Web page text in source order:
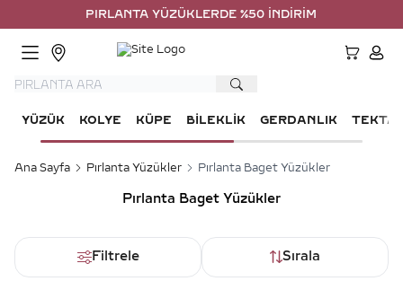
PIRLANTA YÜZÜKLERDE %50 İNDİRİM
YÜZÜK KOLYE KÜPE BILEKLIK GERDANLIK TEKTAŞ
Ana Sayfa Pırlanta Yüzükler Pırlanta Baget Yüzükler
Pırlanta Baget Yüzükler
Filtrele Sırala